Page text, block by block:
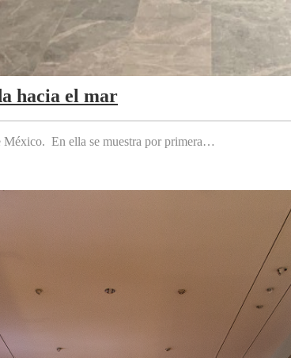
hacia el mar
México. En ella se muestra por primera…